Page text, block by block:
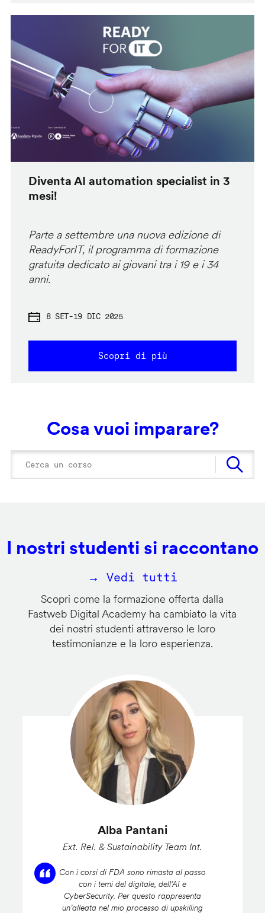
Diventa AI automation specialist in 3
mesi!
Parte a settembre una nuova edizione di
ReadyForIT, il programma di formazione
gratuita dedicato ai giovani tra i 19 e i 34
anni.
8 SET-19 DIC 2025
Scopri di più
Cosa vuoi imparare?
I nostri studenti si raccontano
→ Vedi tutti
Scopri come la formazione offerta dalla
Fastweb Digital Academy ha cambiato la vita
dei nostri studenti attraverso le loro
testimonianze e la loro esperienza.
Alba Pantani
Ext. Rel. & Sustainability Team Int.
Con i corsi di FDA sono rimasta al passo
con i temi del digitale, dell’AI e
CyberSecurity. Per questo rappresenta
un’alleata nel mio processo di upskilling